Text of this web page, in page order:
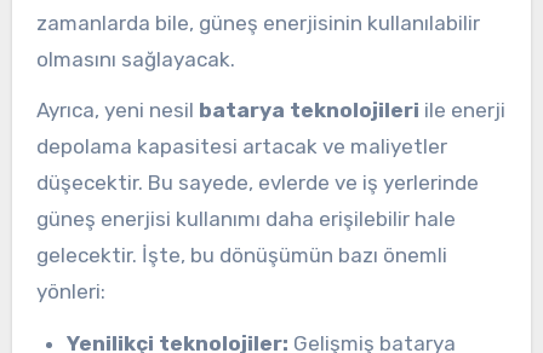
zamanlarda bile, güneş enerjisinin kullanılabilir
olmasını sağlayacak.
Ayrıca, yeni nesil batarya teknolojileri ile enerji
depolama kapasitesi artacak ve maliyetler
düşecektir. Bu sayede, evlerde ve iş yerlerinde
güneş enerjisi kullanımı daha erişilebilir hale
gelecektir. İşte, bu dönüşümün bazı önemli
yönleri:
Yenilikçi teknolojiler: Gelişmiş batarya